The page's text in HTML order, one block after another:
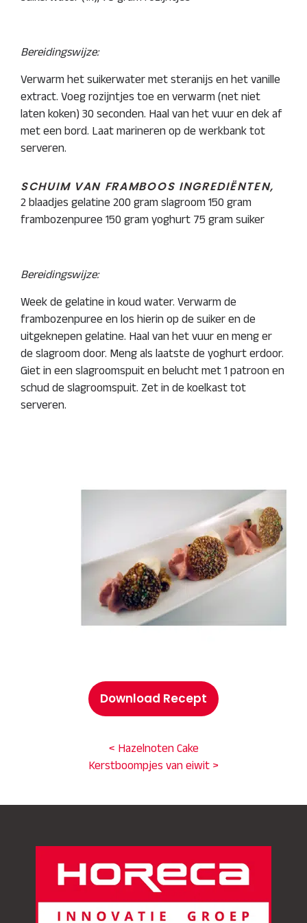
Bereidingswijze:
Verwarm het suikerwater met steranijs en het vanille
extract. Voeg rozijntjes toe en verwarm (net niet
laten koken) 30 seconden. Haal van het vuur en dek af
met een bord. Laat marineren op de werkbank tot
serveren.
SCHUIM VAN FRAMBOOS INGREDIËNTEN,
2 blaadjes gelatine 200 gram slagroom 150 gram
frambozenpuree 150 gram yoghurt 75 gram suiker
Bereidingswijze:
Week de gelatine in koud water. Verwarm de
frambozenpuree en los hierin op de suiker en de
uitgeknepen gelatine. Haal van het vuur en meng er
de slagroom door. Meng als laatste de yoghurt erdoor.
Giet in een slagroomspuit en belucht met 1 patroon en
schud de slagroomspuit. Zet in de koelkast tot
serveren.
Download Recept
< Hazelnoten Cake
Kerstboompjes van eiwit >